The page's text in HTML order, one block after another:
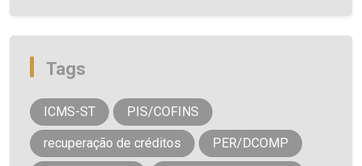
Tags
ICMS-ST PIS/COFINS
recuperação de créditos PER/DCOMP